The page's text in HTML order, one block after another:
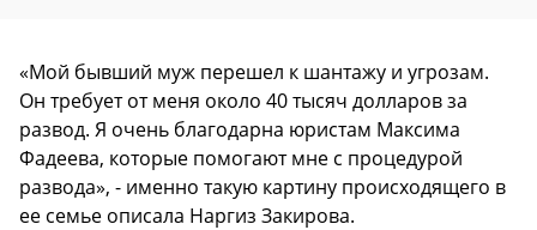
«Мой бывший муж перешел к шантажу и угрозам.
Он требует от меня около 40 тысяч долларов за
развод. Я очень благодарна юристам Максима
Фадеева, которые помогают мне с процедурой
развода», - именно такую картину происходящего в
ее семье описала Наргиз Закирова.